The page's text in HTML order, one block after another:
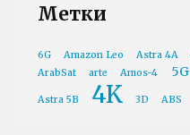
Метки
6G Amazon Leo Astra 4A
ArabSat arte Amos-4 5G
Astra 5B 4K 3D ABS